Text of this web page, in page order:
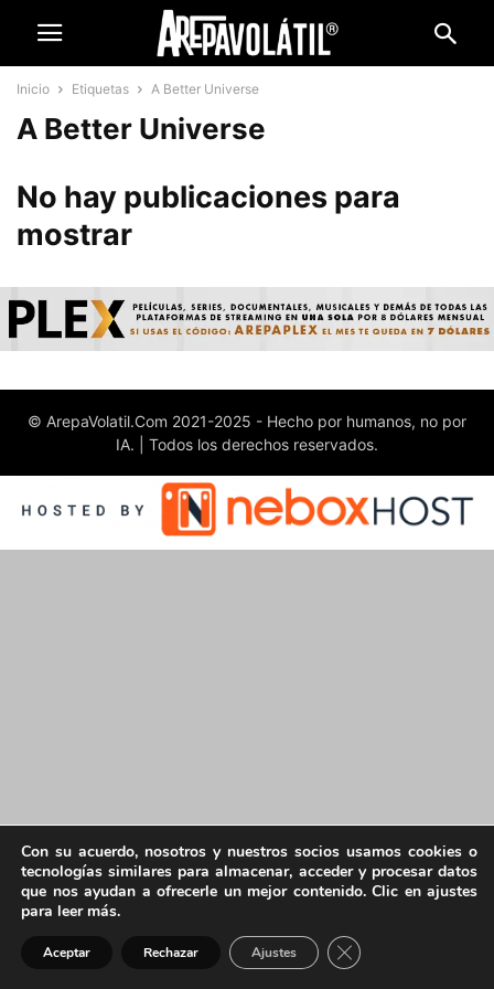
Inicio Etiquetas A Better Universe
A Better Universe
No hay publicaciones para
mostrar
© ArepaVolatil.Com 2021-2025 - Hecho por humanos, no por
IA. | Todos los derechos reservados.
Con su acuerdo, nosotros y nuestros socios usamos cookies o
tecnologías similares para almacenar, acceder y procesar datos
que nos ayudan a ofrecerle un mejor contenido. Clic en ajustes
para leer más.
Aceptar Rechazar Ajustes Cerrar el banner de